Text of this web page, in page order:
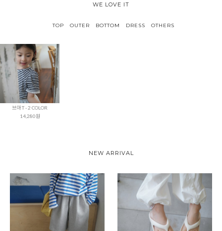
WE LOVE IT
TOP OUTER BOTTOM DRESS OTHERS
브아 T - 2 COLOR
14,280원
NEW ARRIVAL